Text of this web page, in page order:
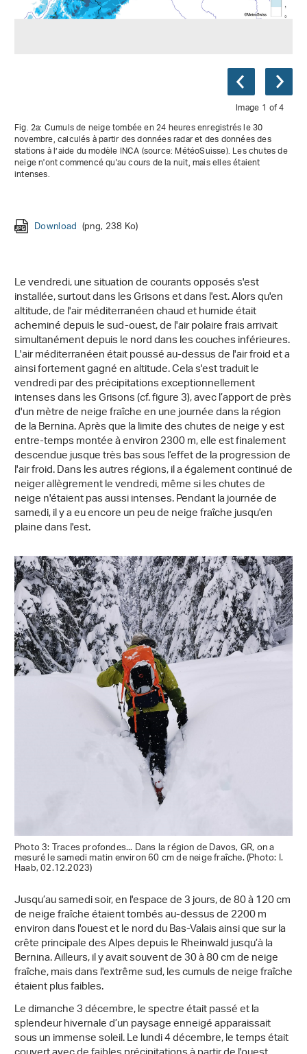
Image 1 of 4
Fig. 2a: Cumuls de neige tombée en 24 heures enregistrés le 30
novembre, calculés à partir des données radar et des données des
stations à l’aide du modèle INCA (source: MétéoSuisse). Les chutes de
neige n'ont commencé qu'au cours de la nuit, mais elles étaient
intenses.
Download (png, 238 Ko)
Le vendredi, une situation de courants opposés s'est
installée, surtout dans les Grisons et dans l'est. Alors qu'en
altitude, de l'air méditerranéen chaud et humide était
acheminé depuis le sud-ouest, de l'air polaire frais arrivait
simultanément depuis le nord dans les couches inférieures.
L'air méditerranéen était poussé au-dessus de l'air froid et a
ainsi fortement gagné en altitude. Cela s'est traduit le
vendredi par des précipitations exceptionnellement
intenses dans les Grisons (cf. figure 3), avec l’apport de près
d'un mètre de neige fraîche en une journée dans la région
de la Bernina. Après que la limite des chutes de neige y est
entre-temps montée à environ 2300 m, elle est finalement
descendue jusque très bas sous l’effet de la progression de
l'air froid. Dans les autres régions, il a également continué de
neiger allègrement le vendredi, même si les chutes de
neige n'étaient pas aussi intenses. Pendant la journée de
samedi, il y a eu encore un peu de neige fraîche jusqu'en
plaine dans l'est.
Photo 3: Traces profondes... Dans la région de Davos, GR, on a
mesuré le samedi matin environ 60 cm de neige fraîche. (Photo: I.
Haab, 02.12.2023)
Jusqu’au samedi soir, en l'espace de 3 jours, de 80 à 120 cm
de neige fraîche étaient tombés au-dessus de 2200 m
environ dans l'ouest et le nord du Bas-Valais ainsi que sur la
crête principale des Alpes depuis le Rheinwald jusqu’à la
Bernina. Ailleurs, il y avait souvent de 30 à 80 cm de neige
fraîche, mais dans l'extrême sud, les cumuls de neige fraîche
étaient plus faibles.
Le dimanche 3 décembre, le spectre était passé et la
splendeur hivernale d’un paysage enneigé apparaissait
sous un immense soleil. Le lundi 4 décembre, le temps était